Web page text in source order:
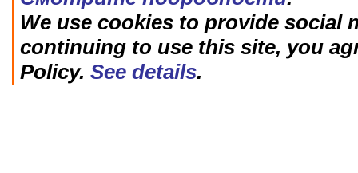
We use cookies to provide social
continuing to use this site, you
Policy. See details.